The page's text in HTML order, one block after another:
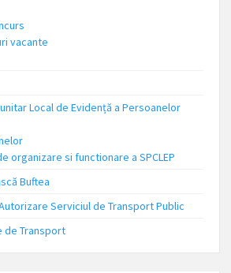
vacante
Local de Evidență a Persoanelor
organizare si functionare a SPCLEP
Buftea
Serviciul de Transport Public
de Transport